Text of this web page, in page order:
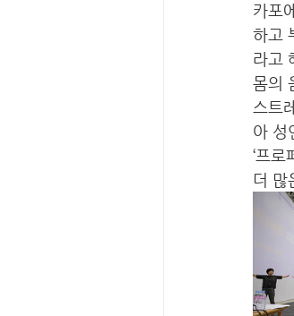
카포
하고
라고
몸의
스트
아 성
‘프
더 많